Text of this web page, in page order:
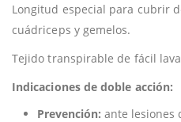
Longitud especial para cubrir
cuádriceps y gemelos.
Tejido transpirable de fácil
Indicaciones de doble acción:
Prevención: ante lesiones